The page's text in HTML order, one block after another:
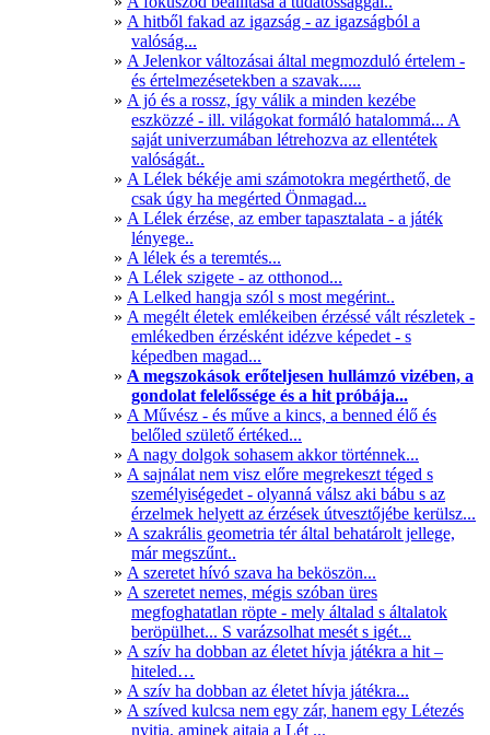
A hitből fakad az igazság - az igazságból a
valóság...
A Jelenkor változásai által megmozduló értelem -
és értelmezésetekben a szavak.....
A jó és a rossz, így válik a minden kezébe
eszközzé - ill. világokat formáló hatalommá... A
saját univerzumában létrehozva az ellentétek
valóságát..
A Lélek békéje ami számotokra megérthető, de
csak úgy ha megérted Önmagad...
A Lélek érzése, az ember tapasztalata - a játék
lényege..
A lélek és a teremtés...
A Lélek szigete - az otthonod...
A Lelked hangja szól s most megérint..
A megélt életek emlékeiben érzéssé vált részletek -
emlékedben érzésként idézve képedet - s
képedben magad...
A megszokások erőteljesen hullámzó vizében, a
gondolat felelőssége és a hit próbája...
A Művész - és műve a kincs, a benned élő és
belőled születő értéked...
A nagy dolgok sohasem akkor történnek...
A sajnálat nem visz előre megrekeszt téged s
személyiségedet - olyanná válsz aki bábu s az
érzelmek helyett az érzések útvesztőjébe kerülsz...
A szakrális geometria tér által behatárolt jellege,
már megszűnt..
A szeretet hívó szava ha beköszön...
A szeretet nemes, mégis szóban üres
megfoghatatlan röpte - mely általad s általatok
beröpülhet... S varázsolhat mesét s igét...
A szív ha dobban az életet hívja játékra a hit –
hiteled…
A szív ha dobban az életet hívja játékra...
A szíved kulcsa nem egy zár, hanem egy Létezés
nyitja, aminek ajtaja a Lét ...